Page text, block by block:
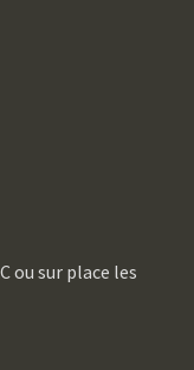
ou sur place les